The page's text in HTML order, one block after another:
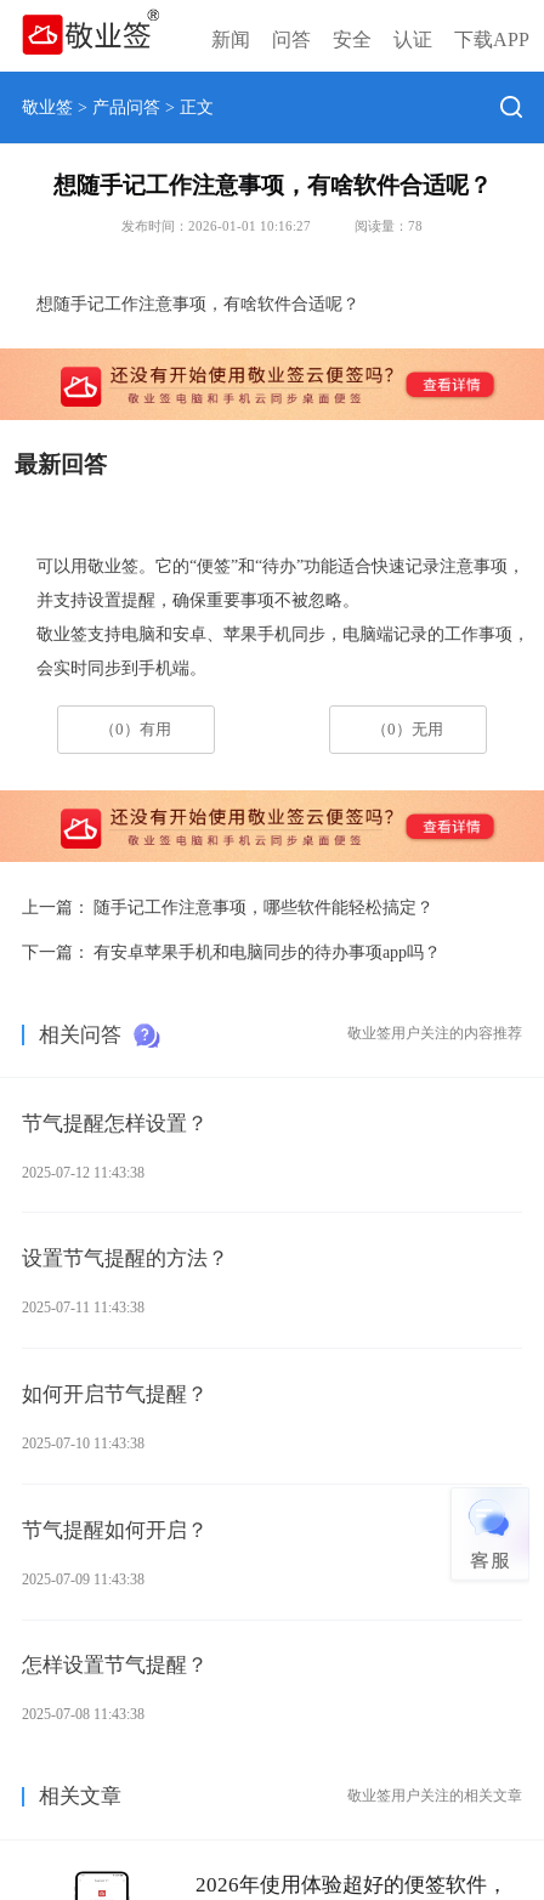
新闻 问答 安全 认证 下载APP
敬业签> 产品问答> 正文
想随手记工作注意事项，有啥软件合适呢？
发布时间：2026-01-01 10:16:27 阅读量： 78
想随手记工作注意事项，有啥软件合适呢？
最新回答
可以用敬业签。它的“便签”和“待办”功能适合快速记录注意事项，
并支持设置提醒，确保重要事项不被忽略。
敬业签支持电脑和安卓、苹果手机同步，电脑端记录的工作事项，
会实时同步到手机端。
（0）有用 （0）无用
上一篇： 随手记工作注意事项，哪些软件能轻松搞定？
下一篇： 有安卓苹果手机和电脑同步的待办事项app吗？
相关问答 敬业签用户关注的内容推荐
节气提醒怎样设置？
2025-07-12 11:43:38
设置节气提醒的方法？
2025-07-11 11:43:38
如何开启节气提醒？
2025-07-10 11:43:38
节气提醒如何开启？
2025-07-09 11:43:38
怎样设置节气提醒？
2025-07-08 11:43:38
相关文章 敬业签用户关注的相关文章
2026年使用体验超好的便签软件，